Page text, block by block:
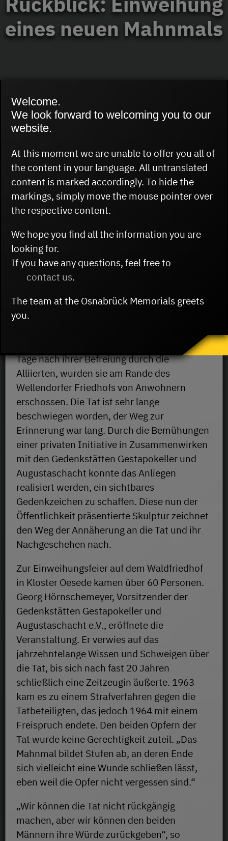
eines neuen Mahnmals
Am Mittwoch, den 7. Mai 2025 wurde in
Kloster Oesede/Georgsmarienhütte die
Erinnerungskultur im Landkreis Osnabrück
um ein Mahnmal gegen das Vergessen
erweitert. Entworfen hat die Skulptur mit
Wiesbadener Künstler Przemyslaw Martyna.
Das treppenförmige Mahnmal aus
Granitstein erinnert an Iwan Kowal aus der
beiden Männer waren zur Zwangsarbeit nach
Deutschland verschleppt worden und
Oesede arbeiten. Am 16. April 1945, nur 12
Tage nach ihrer Befreiung durch die
Alliierten, wurden sie am Rande des
Wellendorfer Friedhofs von Anwohnern
erschossen. Die Tat ist sehr lange
beschwiegen worden, der Weg zur
Erinnerung war lang. Durch die Bemühungen
einer privaten Initiative in Zusammenwirken
mit den Gedenkstätten Gestapokeller und
Augustaschacht konnte das Anliegen
realisiert werden, ein sichtbares
Gedenkzeichen zu schaffen. Diese nun der
Öffentlichkeit präsentierte Skulptur zeichnet
den Weg der Annäherung an die Tat und ihr
Nachgeschehen nach.
Zur Einweihungsfeier auf dem Waldfriedhof
in Kloster Oesede kamen über 60 Personen.
Georg Hörnschemeyer, Vorsitzender der
Gedenkstätten Gestapokeller und
Augustaschacht e.V., eröffnete die
Veranstaltung. Er verwies auf das
jahrzehntelange Wissen und Schweigen über
die Tat, bis sich nach fast 20 Jahren
schließlich eine Zeitzeugin äußerte. 1963
kam es zu einem Strafverfahren gegen die
Tatbeteiligten, das jedoch 1964 mit einem
Freispruch endete. Den beiden Opfern der
Tat wurde keine Gerechtigkeit zuteil. „Das
Mahnmal bildet Stufen ab, an deren Ende
sich vielleicht eine Wunde schließen lässt,
eben weil die Opfer nicht vergessen sind.“
„Wir können die Tat nicht rückgängig
machen, aber wir können den beiden
Männern ihre Würde zurückgeben“, so
Welcome.
We look forward to welcoming you to our
website.
At this moment we are unable to offer you all of
the content in your language. All untranslated
content is marked accordingly. To hide the
markings, simply move the mouse pointer over
the respective content.
We hope you find all the information you are
looking for.
If you have any questions, feel free to
contact us.
The team at the Osnabrück Memorials greets
you.